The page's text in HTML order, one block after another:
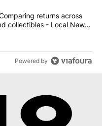
Comparing
returns across
collectibles - Local News
Powered by